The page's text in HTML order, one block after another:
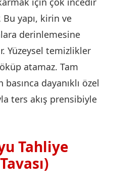
Bu yapı, kirin ve
derinlemesine
Yüzeysel temizlikler
atamaz. Tam
dayanıklı özel
ters akış prensibiyle
Tahliye